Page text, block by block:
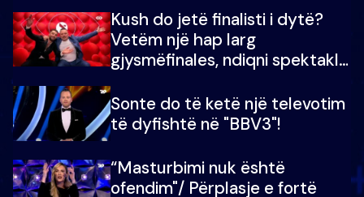
Kush do jetë finalisti i dytë?
Vetëm një hap larg
gjysmëfinales, ndiqni spektaklin
Sonte do të ketë një televotim
të dyfishtë në "BBV3"!
“Masturbimi nuk është
ofendim"/ Përplasje e fortë